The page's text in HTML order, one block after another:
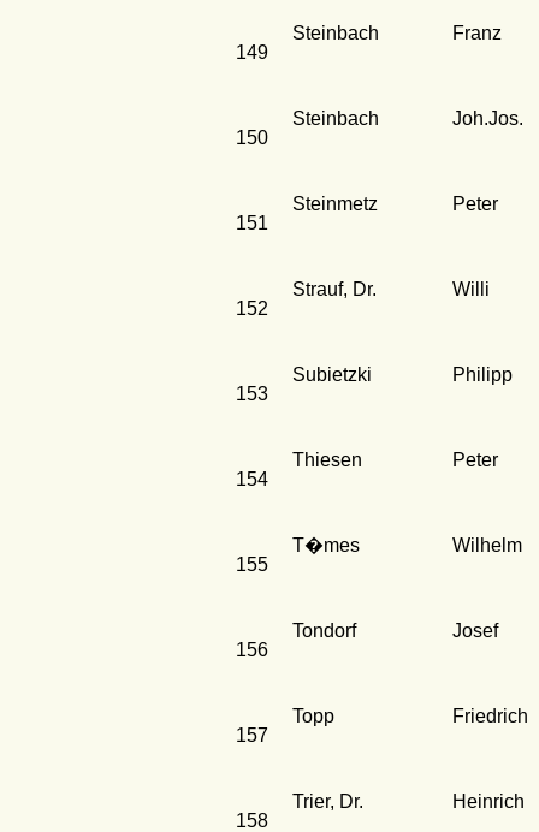
149
Steinbach Franz
150
Steinbach Joh.Jos.
151
Steinmetz Peter
152
Strauf, Dr. Willi
153
Subietzki Philipp
154
Thiesen Peter
155
T�mes Wilhelm
156
Tondorf Josef
157
Topp Friedrich
158
Trier, Dr. Heinrich